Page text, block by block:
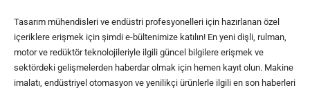
Tasarım mühendisleri ve endüstri profesyonelleri için hazırlanan özel
içeriklere erişmek için şimdi e-bültenimize katılın! En yeni dişli, rulman,
motor ve redüktör teknolojileriyle ilgili güncel bilgilere erişmek ve
sektördeki gelişmelerden haberdar olmak için hemen kayıt olun. Makine
imalatı, endüstriyel otomasyon ve yenilikçi ürünlerle ilgili en son haberleri